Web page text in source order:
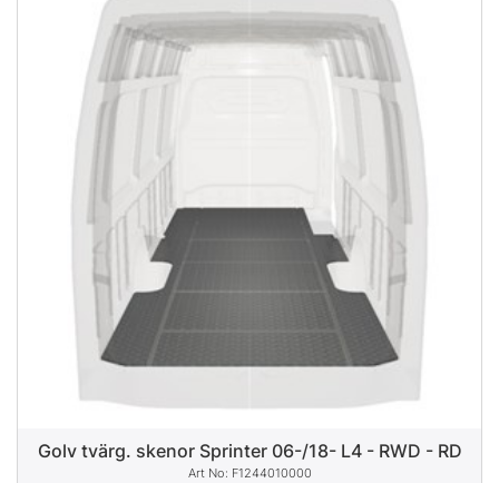
Golv tvärg. skenor Sprinter 06-/18- L4 - RWD - RD
F1244010000